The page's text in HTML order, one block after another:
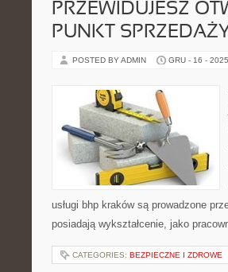
PRZEWIDUJESZ
PUNKT
POSTED BY ADMIN GRU - 16 - 2025
usługi bhp kraków są prowadzone
posiadają wykształcenie, jako
CATEGORIES: BEZPIECZNE I ZDROWE